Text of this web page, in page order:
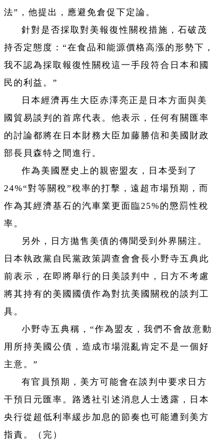
法”，他提出，應避免倉促下定論。
針對是否採取對美報復性關稅措施，石破茂
持否定態度：“在食品和能源價格高漲的形勢下，
我不認為採取報復性關稅這一手段符合日本和國
民的利益。”
日本經濟再生大臣赤澤亮正是日本方面與美
國貿易談判的首席代表。他表示，任何有關匯率
的討論都將在日本財務大臣加藤勝信和美國財政
部長貝森特之間進行。
作為美國歷史上的親密盟友，日本受到了
24%“對等關稅”稅率的打擊，遠超市場預期，而
作為其經濟基石的汽車業更面臨25%的懲罰性稅
率。
另外，日方拋售美債的傳聞受到外界關注。
日本執政黨自民黨政策調查會會長小野寺五典此
前表示，在即將舉行的日美談判中，日方不考慮
將其持有的美國國債作為對抗美國關稅的談判工
具。
小野寺五典稱，“作為盟友，我們不會故意動
用所持美國公債，造成市場混亂肯定不是一個好
主意。”
有官員預期，美方可能會在談判中要求日方
干預日元匯率。路透社引述消息人士透露，日本
央行從超低利率緩步加息的節奏也可能遭到美方
指責。（完）